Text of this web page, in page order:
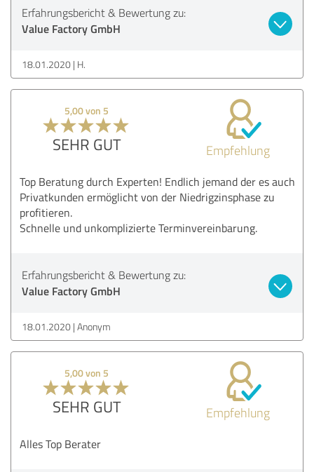
Erfahrungsbericht & Bewertung zu:
Value Factory GmbH
18.01.2020 H.
5,00 von 5
SEHR GUT Empfehlung
Top Beratung durch Experten! Endlich jemand der es auch
Privatkunden ermöglicht von der Niedrigzinsphase zu
profitieren.
Schnelle und unkomplizierte Terminvereinbarung.
Erfahrungsbericht & Bewertung zu:
Value Factory GmbH
18.01.2020 Anonym
5,00 von 5
SEHR GUT Empfehlung
Alles Top Berater